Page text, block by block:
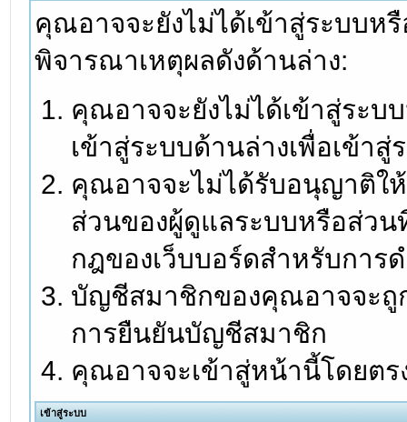
คุณอาจจะยังไม่ได้เข้าสู่ระบบ
พิจารณาเหตุผลดังด้านล่าง:
คุณอาจจะยังไม่ได้เข้าสู่ระบ
เข้าสู่ระบบด้านล่างเพื่อเข้า
คุณอาจจะไม่ได้รับอนุญาติใ
ส่วนของผู้ดูแลระบบหรือส่ว
กฎของเว็บบอร์ดสำหรับการ
บัญชีสมาชิกของคุณอาจจะถู
การยืนยันบัญชีสมาชิก
คุณอาจจะเข้าสู่หน้านี้โดยต
เข้าสู่ระบบ